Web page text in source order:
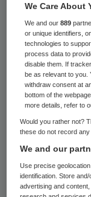
Jongeren
Zowel het
jongeren
zorg. Het
directeur van
het plan met
van
effect van
We Care About
We and our889
or unique identifiers,
technologies to
process data to
disable them. If
be as relevant to you.
withdraw consent at
bottom of the
more details, refer to
Would you rather not?
these do not record
We and our
Use precise
identification. Store
advertising and